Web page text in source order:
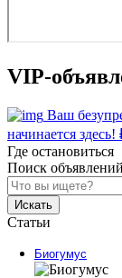
VIP-
Ваш
начинается здесь!
Где остановиться
Поиск объявлений
Искать
Статьи
Биогумус